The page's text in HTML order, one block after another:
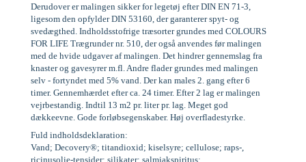
Derudover er malingen sikker for legetøj efter DIN EN 71-3,
ligesom den opfylder DIN 53160, der garanterer spyt- og
svedægthed. Indholdsstofrige træsorter grundes med COLOURS
FOR LIFE Trægrunder nr. 510, der også anvendes før malingen
med de hvide udgaver af malingen. Det hindrer gennemslag fra
knaster og gavesyrer m.fl. Andre flader grundes med malingen
selv - fortyndet med 5% vand. Der kan males 2. gang efter 6
timer. Gennemhærdet efter ca. 24 timer. Efter 2 lag er malingen
vejrbestandig. Indtil 13 m2 pr. liter pr. lag. Meget god
dækkeevne. Gode forløbsegenskaber. Høj overfladestyrke.
Fuld indholdsdeklaration:
Vand; Decovery®; titandioxid; kiselsyre; cellulose; raps-,
ricinusolie-tensider; silikater; salmiakspiritus;